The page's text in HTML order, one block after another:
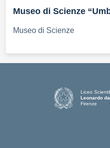
Museo di Scienze
Museo di Scienze
Liceo
Leonardo
Firenze